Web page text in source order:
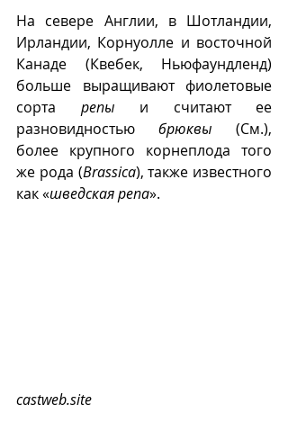
На севере Англии, в Шотландии,
Ирландии, Корнуолле и восточной
Канаде (Квебек, Ньюфаундленд)
больше выращивают фиолетовые
сорта репы и считают ее
разновидностью брюквы (См.),
более крупного корнеплода того
же рода (Brassica), также известного
как «шведская репа».
castweb.site